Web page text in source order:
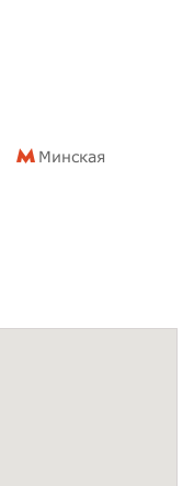
Минская